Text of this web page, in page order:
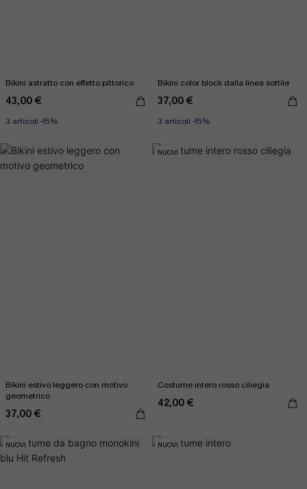
Bikini astratto con effetto pittorico
43,00 €
3 articoli -15%
Bikini color block dalla linea sottile
37,00 €
3 articoli -15%
Bikini estivo leggero con motivo
geometrico
37,00 €
NUOVI
Costume intero rosso ciliegia
42,00 €
NUOVI NUOVI